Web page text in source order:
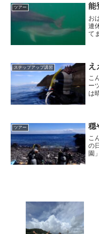
が
ツアー 能
お
連
て
菜
ステップアップ講習 え
こ
ー
は
ー
ツアー 穏
こ
の
園